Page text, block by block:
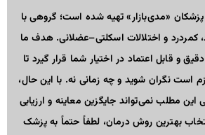
«مدی‌بازار» تهیه شده است؛ گروهی با
کمردرد و اختلالات اسکلتی–عضلانی. هدف ما
و قابل اعتماد در اختیار شما قرار گیرد تا
است نگران شوید و چه زمانی نه. با این حال،
مطلب نمی‌تواند جایگزین معاینه و ارزیابی
بهترین روش درمان، لطفاً حتماً به پزشک